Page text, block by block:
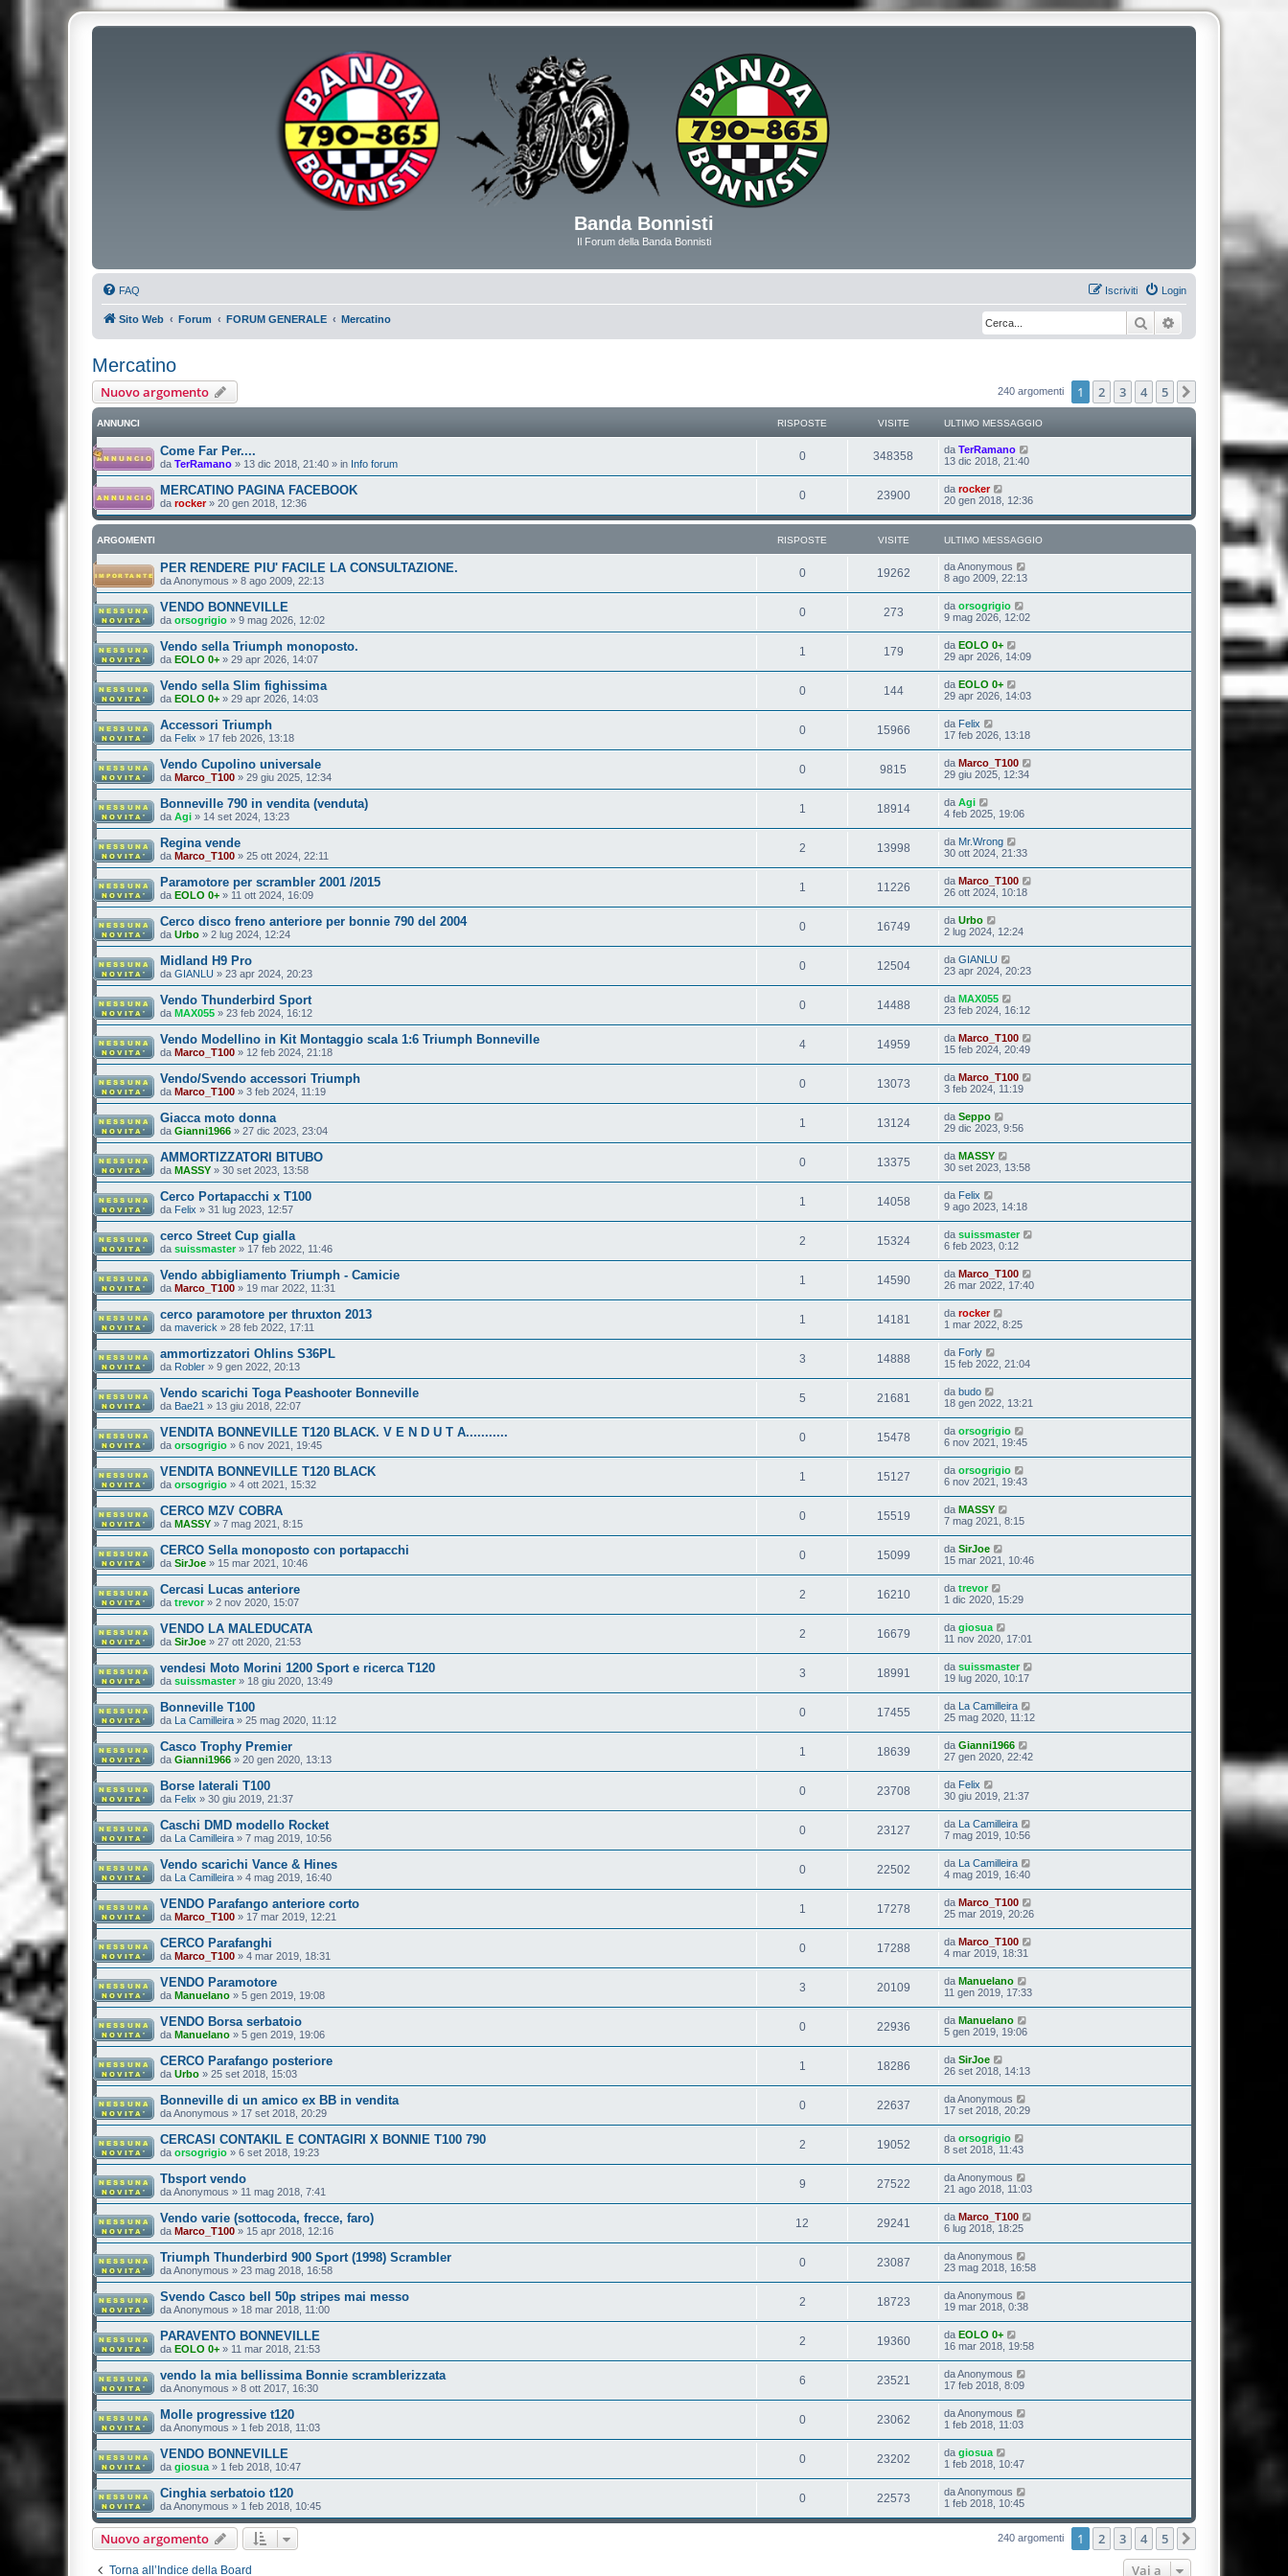
Banda Bonnisti
Il Forum della Banda Bonnisti
FAQ Login
Iscriviti
Sito Web Forum FORUM GENERALE Mercatino Cerca
Mercatino
Nuovo argomento 240 argomenti 1 2 3 4 5 Prossimo
ANNUNCI RISPOSTE VISITE ULTIMO MESSAGGIO
Come Far Per....
da TerRamano » 13 dic 2018, 21:40 » in Info forum
0 348358 da TerRamano
13 dic 2018, 21:40
MERCATINO PAGINA FACEBOOK
da rocker» 20 gen 2018, 12:36
0 23900 da rocker
20 gen 2018, 12:36
ARGOMENTI RISPOSTE VISITE ULTIMO MESSAGGIO
PER RENDERE PIU' FACILE LA CONSULTAZIONE.
daAnonymous » 8 ago 2009, 22:13
0 19262 daAnonymous
8 ago 2009, 22:13
VENDO BONNEVILLE
da orsogrigio » 9 mag 2026, 12:02
0 273 da orsogrigio
9 mag 2026, 12:02
Vendo sella Triumph monoposto.
da EOLO 0+ » 29 apr 2026, 14:07
1 179 da EOLO 0+
29 apr 2026, 14:09
Vendo sella Slim fighissima
da EOLO 0+ » 29 apr 2026, 14:03
0 144 da EOLO 0+
29 apr 2026, 14:03
Accessori Triumph
da Felix » 17 feb 2026, 13:18
0 15966 da Felix
17 feb 2026, 13:18
Vendo Cupolino universale
da Marco_T100 » 29 giu 2025, 12:34
0 9815 da Marco_T100
29 giu 2025, 12:34
Bonneville 790 in vendita (venduta)
da Agi » 14 set 2024, 13:23
1 18914 da Agi
4 feb 2025, 19:06
Regina vende
da Marco_T100 » 25 ott 2024, 22:11
2 13998 da Mr.Wrong
30 ott 2024, 21:33
Paramotore per scrambler 2001 /2015
da EOLO 0+ » 11 ott 2024, 16:09
1 11226 da Marco_T100
26 ott 2024, 10:18
Cerco disco freno anteriore per bonnie 790 del 2004
da Urbo » 2 lug 2024, 12:24
0 16749 da Urbo
2 lug 2024, 12:24
Midland H9 Pro
da GIANLU » 23 apr 2024, 20:23
0 12504 da GIANLU
23 apr 2024, 20:23
Vendo Thunderbird Sport
da MAX055 » 23 feb 2024, 16:12
0 14488 da MAX055
23 feb 2024, 16:12
Vendo Modellino in Kit Montaggio scala 1:6 Triumph Bonneville
da Marco_T100 » 12 feb 2024, 21:18
4 14959 da Marco_T100
15 feb 2024, 20:49
Vendo/Svendo accessori Triumph
da Marco_T100 » 3 feb 2024, 11:19
0 13073 da Marco_T100
3 feb 2024, 11:19
Giacca moto donna
da Gianni1966 » 27 dic 2023, 23:04
1 13124 da Seppo
29 dic 2023, 9:56
AMMORTIZZATORI BITUBO
da MASSY » 30 set 2023, 13:58
0 13375 da MASSY
30 set 2023, 13:58
Cerco Portapacchi x T100
da Felix » 31 lug 2023, 12:57
1 14058 da Felix
9 ago 2023, 14:18
cerco Street Cup gialla
da suissmaster» 17 feb 2022, 11:46
2 15324 da suissmaster
6 feb 2023, 0:12
Vendo abbigliamento Triumph - Camicie
da Marco_T100 » 19 mar 2022, 11:31
1 14590 da Marco_T100
26 mar 2022, 17:40
cerco paramotore per thruxton 2013
da maverick » 28 feb 2022, 17:11
1 14181 da rocker
1 mar 2022, 8:25
ammortizzatori Ohlins S36PL
da Robler » 9 gen 2022, 20:13
3 14888 da Forly
15 feb 2022, 21:04
Vendo scarichi Toga Peashooter Bonneville
da Bae21 » 13 giu 2018, 22:07
5 21681 da budo
18 gen 2022, 13:21
VENDITA BONNEVILLE T120 BLACK. V E N D U T A...........
da orsogrigio » 6 nov 2021, 19:45
0 15478 da orsogrigio
6 nov 2021, 19:45
VENDITA BONNEVILLE T120 BLACK
da orsogrigio » 4 ott 2021, 15:32
1 15127 da orsogrigio
6 nov 2021, 19:43
CERCO MZV COBRA
da MASSY » 7 mag 2021, 8:15
0 15519 da MASSY
7 mag 2021, 8:15
CERCO Sella monoposto con portapacchi
da SirJoe » 15 mar 2021, 10:46
0 15099 da SirJoe
15 mar 2021, 10:46
Cercasi Lucas anteriore
da trevor» 2 nov 2020, 15:07
2 16210 da trevor
1 dic 2020, 15:29
VENDO LA MALEDUCATA
da SirJoe » 27 ott 2020, 21:53
2 16679 da giosua
11 nov 2020, 17:01
vendesi Moto Morini 1200 Sport e ricerca T120
da suissmaster» 18 giu 2020, 13:49
3 18991 da suissmaster
19 lug 2020, 10:17
Bonneville T100
da La Camilleira » 25 mag 2020, 11:12
0 17455 da La Camilleira
25 mag 2020, 11:12
Casco Trophy Premier
da Gianni1966 » 20 gen 2020, 13:13
1 18639 da Gianni1966
27 gen 2020, 22:42
Borse laterali T100
da Felix » 30 giu 2019, 21:37
0 23708 da Felix
30 giu 2019, 21:37
Caschi DMD modello Rocket
da La Camilleira » 7 mag 2019, 10:56
0 23127 da La Camilleira
7 mag 2019, 10:56
Vendo scarichi Vance & Hines
da La Camilleira » 4 mag 2019, 16:40
0 22502 da La Camilleira
4 mag 2019, 16:40
VENDO Parafango anteriore corto
da Marco_T100 » 17 mar 2019, 12:21
1 17278 da Marco_T100
25 mar 2019, 20:26
CERCO Parafanghi
da Marco_T100 » 4 mar 2019, 18:31
0 17288 da Marco_T100
4 mar 2019, 18:31
VENDO Paramotore
da Manuelano » 5 gen 2019, 19:08
3 20109 da Manuelano
11 gen 2019, 17:33
VENDO Borsa serbatoio
da Manuelano » 5 gen 2019, 19:06
0 22936 da Manuelano
5 gen 2019, 19:06
CERCO Parafango posteriore
da Urbo » 25 set 2018, 15:03
1 18286 da SirJoe
26 set 2018, 14:13
Bonneville di un amico ex BB in vendita
daAnonymous » 17 set 2018, 20:29
0 22637 daAnonymous
17 set 2018, 20:29
CERCASI CONTAKIL E CONTAGIRI X BONNIE T100 790
da orsogrigio » 6 set 2018, 19:23
2 19052 da orsogrigio
8 set 2018, 11:43
Tbsport vendo
daAnonymous » 11 mag 2018, 7:41
9 27522 daAnonymous
21 ago 2018, 11:03
Vendo varie (sottocoda, frecce, faro)
da Marco_T100 » 15 apr 2018, 12:16
12 29241 da Marco_T100
6 lug 2018, 18:25
Triumph Thunderbird 900 Sport (1998) Scrambler
daAnonymous » 23 mag 2018, 16:58
0 23087 daAnonymous
23 mag 2018, 16:58
Svendo Casco bell 50p stripes mai messo
daAnonymous » 18 mar 2018, 11:00
2 18723 daAnonymous
19 mar 2018, 0:38
PARAVENTO BONNEVILLE
da EOLO 0+ » 11 mar 2018, 21:53
2 19360 da EOLO 0+
16 mar 2018, 19:58
vendo la mia bellissima Bonnie scramblerizzata
daAnonymous » 8 ott 2017, 16:30
6 23521 daAnonymous
17 feb 2018, 8:09
Molle progressive t120
daAnonymous » 1 feb 2018, 11:03
0 23062 daAnonymous
1 feb 2018, 11:03
VENDO BONNEVILLE
da giosua » 1 feb 2018, 10:47
0 23202 da giosua
1 feb 2018, 10:47
Cinghia serbatoio t120
daAnonymous » 1 feb 2018, 10:45
0 22573 daAnonymous
1 feb 2018, 10:45
Nuovo argomento 240 argomenti 1 2 3 4 5
Torna all’Indice della Board Vai a